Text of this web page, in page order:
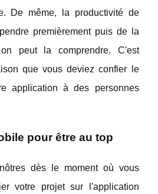
De même, la productivité de
premièrement puis de la
peut la comprendre. C'est
que vous deviez confier le
application à des personnes
pour être au top
dès le moment où vous
votre projet sur l'application